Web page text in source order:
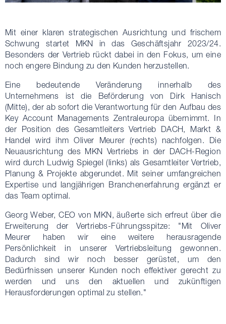
Mit einer klaren strategischen Ausrichtung und frischem
Schwung startet MKN in das Geschäftsjahr 2023/24.
Besonders der Vertrieb rückt dabei in den Fokus, um eine
noch engere Bindung zu den Kunden herzustellen.
Eine bedeutende Veränderung innerhalb des
Unternehmens ist die Beförderung von Dirk Hanisch
(Mitte), der ab sofort die Verantwortung für den Aufbau des
Key Account Managements Zentraleuropa übernimmt. In
der Position des Gesamtleiters Vertrieb DACH, Markt &
Handel wird ihm Oliver Meurer (rechts) nachfolgen. Die
Neuausrichtung des MKN Vertriebs in der DACH-Region
wird durch Ludwig Spiegel (links) als Gesamtleiter Vertrieb,
Planung & Projekte abgerundet. Mit seiner umfangreichen
Expertise und langjährigen Branchenerfahrung ergänzt er
das Team optimal.
Georg Weber, CEO von MKN, äußerte sich erfreut über die
Erweiterung der Vertriebs-Führungsspitze: "Mit Oliver
Meurer haben wir eine weitere herausragende
Persönlichkeit in unserer Vertriebsleitung gewonnen.
Dadurch sind wir noch besser gerüstet, um den
Bedürfnissen unserer Kunden noch effektiver gerecht zu
werden und uns den aktuellen und zukünftigen
Herausforderungen optimal zu stellen."